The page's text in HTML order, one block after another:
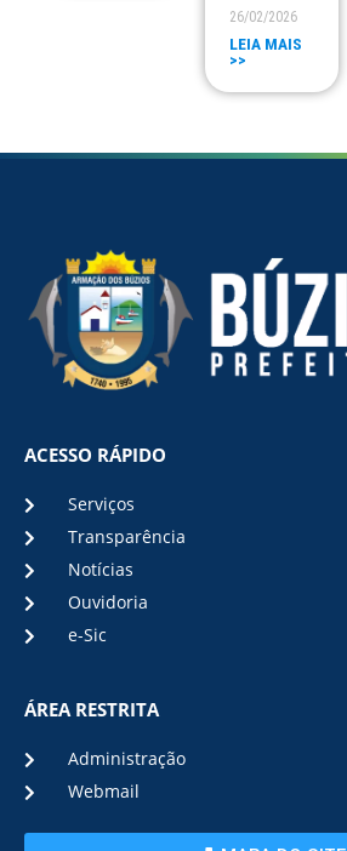
26/02/2026
LEIA MAIS
>>
ACESSO RÁPIDO
Serviços
Transparência
Notícias
Ouvidoria
e-Sic
ÁREA RESTRITA
Administração
Webmail